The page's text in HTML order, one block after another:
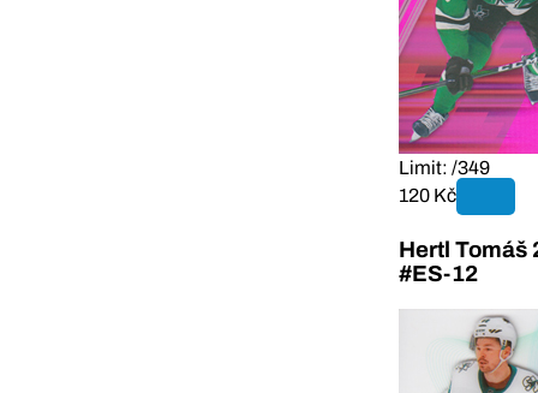
Limit: /349
120 Kč
Hertl Tomáš
#ES-12